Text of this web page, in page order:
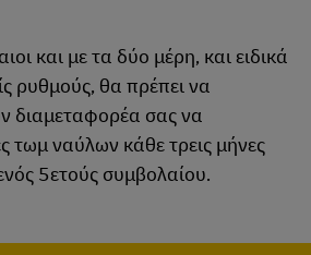
και με τα δύο μέρη, και ειδικά
ρυθμούς, θα πρέπει να
διαμεταφορέα σας να
τωμ ναύλων κάθε τρεις μήνες
5ετούς συμβολαίου.